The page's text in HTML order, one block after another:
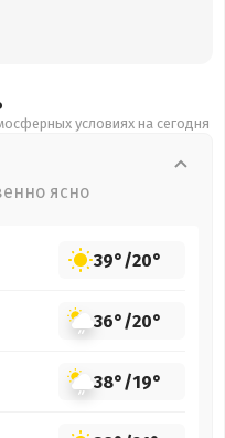
условиях на сегодня
ясно
39°/20°
36°/20°
38°/19°